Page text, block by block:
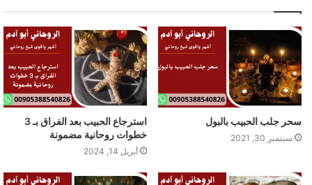
سحر جلب الحبيب بالبول
سبتمبر 30, 2021
استرجاع الحبيب بعد الفراق بـ 3
خطوات روحانية مضمونة
أبريل 14, 2024